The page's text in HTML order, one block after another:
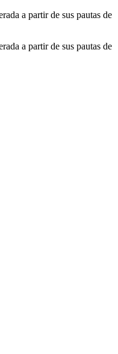
a partir de sus pautas de
a partir de sus pautas de